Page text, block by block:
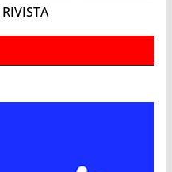
RIVISTA